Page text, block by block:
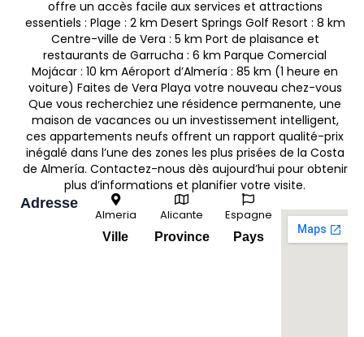
offre un accès facile aux services et attractions
essentiels : Plage : 2 km Desert Springs Golf Resort : 8 km
Centre-ville de Vera : 5 km Port de plaisance et
restaurants de Garrucha : 6 km Parque Comercial
Mojácar : 10 km Aéroport d’Almería : 85 km (1 heure en
voiture) Faites de Vera Playa votre nouveau chez-vous
Que vous recherchiez une résidence permanente, une
maison de vacances ou un investissement intelligent,
ces appartements neufs offrent un rapport qualité-prix
inégalé dans l’une des zones les plus prisées de la Costa
de Almería. Contactez-nous dès aujourd’hui pour obtenir
plus d’informations et planifier votre visite.
Adresse
Almeria
Ville
Alicante
Province
Espagne
Pays